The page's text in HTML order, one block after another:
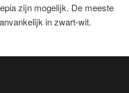
zijn mogelijk. De meeste
in zwart-wit.